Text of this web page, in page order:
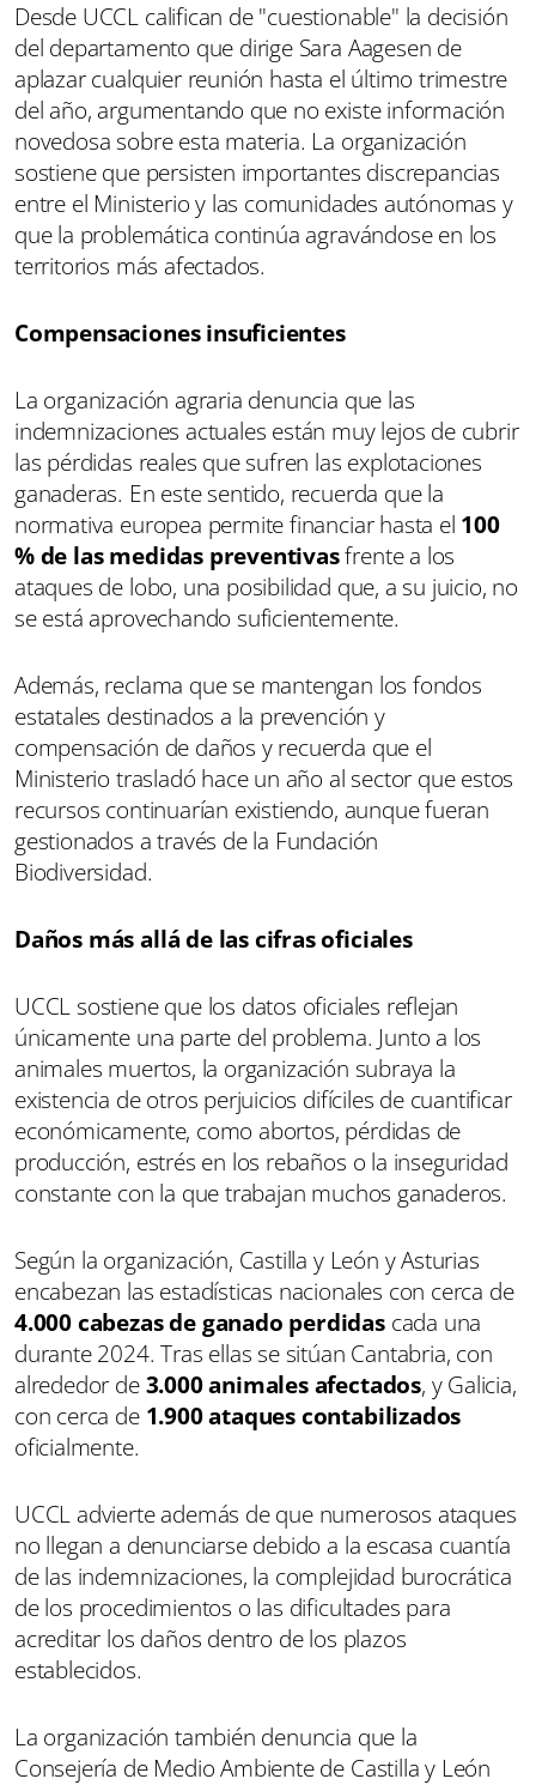
Desde UCCL califican de "cuestionable" la decisión
del departamento que dirige Sara Aagesen de
aplazar cualquier reunión hasta el último trimestre
del año, argumentando que no existe información
novedosa sobre esta materia. La organización
sostiene que persisten importantes discrepancias
entre el Ministerio y las comunidades autónomas y
que la problemática continúa agravándose en los
territorios más afectados.
Compensaciones insuficientes
La organización agraria denuncia que las
indemnizaciones actuales están muy lejos de cubrir
las pérdidas reales que sufren las explotaciones
ganaderas. En este sentido, recuerda que la
normativa europea permite financiar hasta el 100
% de las medidas preventivasfrente a los
ataques de lobo, una posibilidad que, a su juicio, no
se está aprovechando suficientemente.
Además, reclama que se mantengan los fondos
estatales destinados a la prevención y
compensación de daños y recuerda que el
Ministerio trasladó hace un año al sector que estos
recursos continuarían existiendo, aunque fueran
gestionados a través de la Fundación
Biodiversidad.
Daños más allá de las cifras oficiales
UCCL sostiene que los datos oficiales reflejan
únicamente una parte del problema. Junto a los
animales muertos, la organización subraya la
existencia de otros perjuicios difíciles de cuantificar
económicamente, como abortos, pérdidas de
producción, estrés en los rebaños o la inseguridad
constante con la que trabajan muchos ganaderos.
Según la organización, Castilla y León y Asturias
encabezan las estadísticas nacionales con cerca de
4.000 cabezas de ganado perdidascada una
durante 2024. Tras ellas se sitúan Cantabria, con
alrededor de3.000 animales afectados, y Galicia,
con cerca de 1.900 ataques contabilizados
oficialmente.
UCCL advierte además de que numerosos ataques
no llegan a denunciarse debido a la escasa cuantía
de las indemnizaciones, la complejidad burocrática
de los procedimientos o las dificultades para
acreditar los daños dentro de los plazos
establecidos.
La organización también denuncia que la
Consejería de Medio Ambiente de Castilla y León